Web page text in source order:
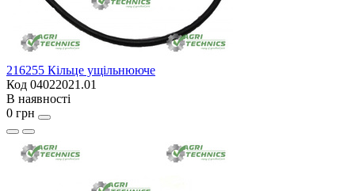
216255 Кільце ущільнююче
Код 04022021.01
В наявності
0 грн